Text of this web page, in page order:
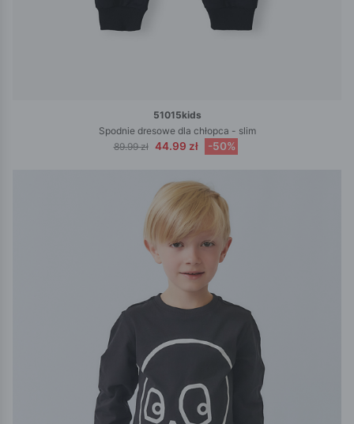
51015kids
Spodnie dresowe dla chłopca - slim
89.99 zł 44.99 zł -50%